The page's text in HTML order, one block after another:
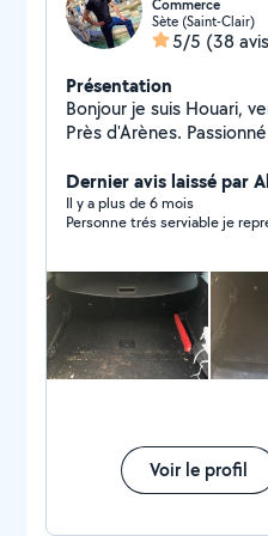
Commerce
Sète (Saint-Clair)
5/5 (38
Présentation
Bonjour je suis Houari,
Près d'Arènes.
domaine, (petite
nettoyage auto, aide
déménagement)
Dernier avis laissé par
Il y a plus de 6 mois
Personne trés serviable je
Voir le profil